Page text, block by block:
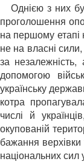
Однією з них
проголошення
на першому етапі
не на власні
за
допомогою
українську
котра
числі й
окупованій
бажання верхівки
національних сил